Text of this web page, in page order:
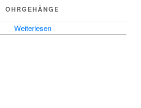
OHRGEHÄNGE
Weiterlesen